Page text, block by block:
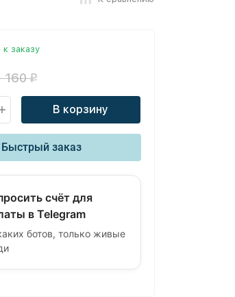
заказу
160₽
В корзину
Быстрый заказ
счёт для
в Telegram
ботов, только живые